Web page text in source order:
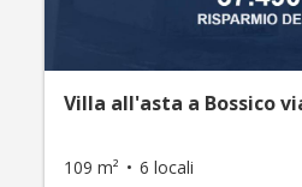
Villa all'asta a Bossico
109 m² 6 locali